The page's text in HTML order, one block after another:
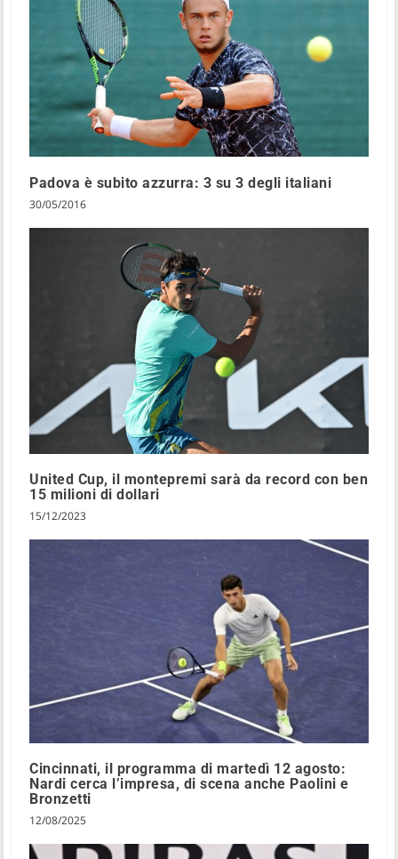
Padova è subito azzurra: 3 su 3 degli italiani
30/05/2016
United Cup, il montepremi sarà da record con ben
15 milioni di dollari
15/12/2023
Cincinnati, il programma di martedì 12 agosto:
Nardi cerca l’impresa, di scena anche Paolini e
Bronzetti
12/08/2025